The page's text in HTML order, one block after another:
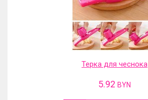
Терка для чеснока
5.92 BYN